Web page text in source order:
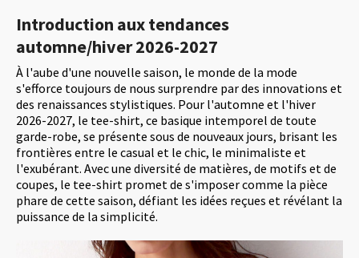
Introduction aux tendances
automne/hiver 2026-2027
À l'aube d'une nouvelle saison, le monde de la mode
s'efforce toujours de nous surprendre par des innovations et
des renaissances stylistiques. Pour l'automne et l'hiver
2026-2027, le tee-shirt, ce basique intemporel de toute
garde-robe, se présente sous de nouveaux jours, brisant les
frontières entre le casual et le chic, le minimaliste et
l'exubérant. Avec une diversité de matières, de motifs et de
coupes, le tee-shirt promet de s'imposer comme la pièce
phare de cette saison, défiant les idées reçues et révélant la
puissance de la simplicité.